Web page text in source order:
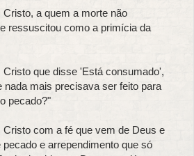
a quem a morte não
ressuscitou como a primícia da
que disse 'Está consumado',
nada mais precisava ser feito para
pecado?"
com a fé que vem de Deus e
e arrependimento que só